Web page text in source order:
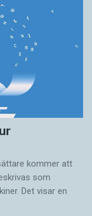
­kommer att
som
Det visar en